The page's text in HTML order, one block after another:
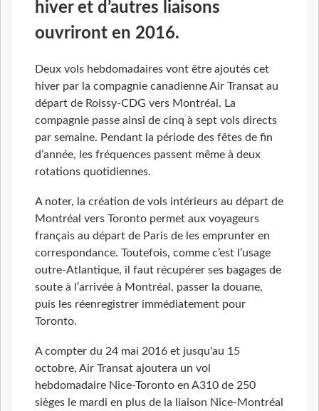
hiver et d’autres liaisons
ouvriront en 2016.
Deux vols hebdomadaires vont être ajoutés cet
hiver par la compagnie canadienne Air Transat au
départ de Roissy-CDG vers Montréal. La
compagnie passe ainsi de cinq à sept vols directs
par semaine. Pendant la période des fêtes de fin
d’année, les fréquences passent même à deux
rotations quotidiennes.
A noter, la création de vols intérieurs au départ de
Montréal vers Toronto permet aux voyageurs
français au départ de Paris de les emprunter en
correspondance. Toutefois, comme c’est l’usage
outre-Atlantique, il faut récupérer ses bagages de
soute à l’arrivée à Montréal, passer la douane,
puis les réenregistrer immédiatement pour
Toronto.
A compter du 24 mai 2016 et jusqu'au 15
octobre, Air Transat ajoutera un vol
hebdomadaire Nice-Toronto en A310 de 250
sièges le mardi en plus de la liaison Nice-Montréal